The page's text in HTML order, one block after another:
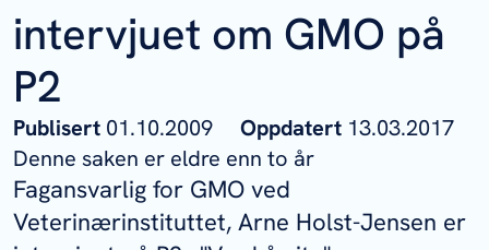
intervjuet om GMO på
P2
Publisert 01.10.2009 Oppdatert 13.03.2017
Denne saken er eldre enn to år
Fagansvarlig for GMO ved
Veterinærinstituttet, Arne Holst-Jensen er